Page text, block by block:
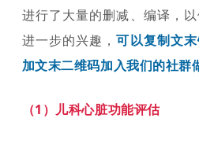
进行了大量的删减、编译，
进一步的兴趣，可以复制文
加文末二维码加入我们的社群
（1）儿科心脏功能评估